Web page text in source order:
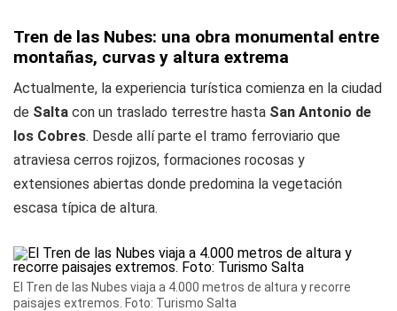
Tren de las Nubes: una obra monumental entre
montañas, curvas y altura extrema
Actualmente, la experiencia turística comienza en la ciudad
de Salta con un traslado terrestre hasta San Antonio de
los Cobres. Desde allí parte el tramo ferroviario que
atraviesa cerros rojizos, formaciones rocosas y
extensiones abiertas donde predomina la vegetación
escasa típica de altura.
El Tren de las Nubes viaja a 4.000 metros de altura y recorre
paisajes extremos. Foto: Turismo Salta